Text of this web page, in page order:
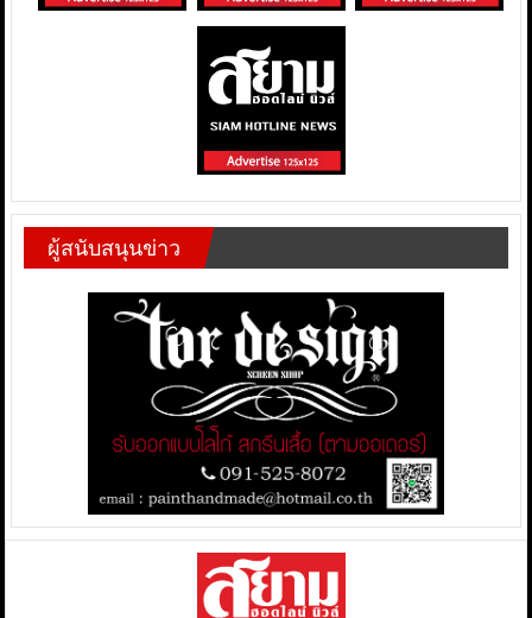
ผู้สนับสนุนข่าว